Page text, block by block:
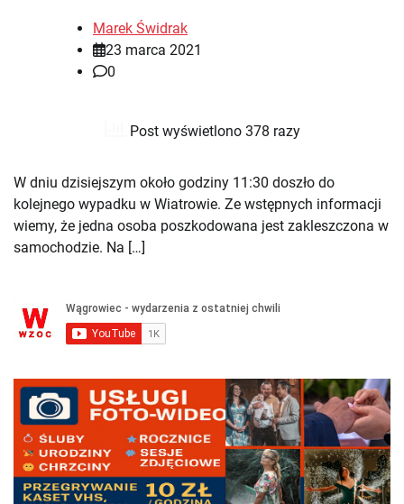
Marek Świdrak
23 marca 2021
0
Post wyświetlono 378 razy
W dniu dzisiejszym około godziny 11:30 doszło do
kolejnego wypadku w Wiatrowie. Ze wstępnych informacji
wiemy, że jedna osoba poszkodowana jest zakleszczona w
samochodzie. Na […]